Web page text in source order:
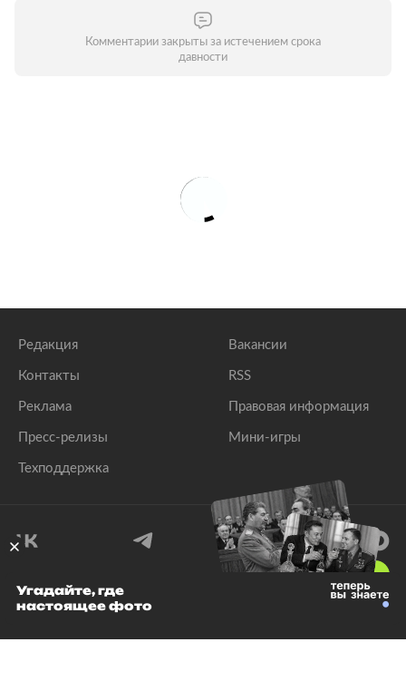
Комментарии закрыты за истечением срока
давности
Редакция
Контакты
Реклама
Пресс-релизы
Техподдержка
Вакансии
RSS
Правовая информация
Мини-игры
© 1999–2026 Все права защищены.
Угадайте, где
настоящее фото